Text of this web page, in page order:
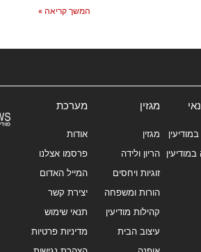
המשך קריאה »
מגזין
מגזין
הריון ולידה
זוגיות ויחסים
הורות ומשפחה
קהילות מודיעין
עיצוב הבית
מערכת
אודות
פרסמו אצלנו
המייל האדום
יצירת קשר
תנאי שימוש
מדיניות פרטיות